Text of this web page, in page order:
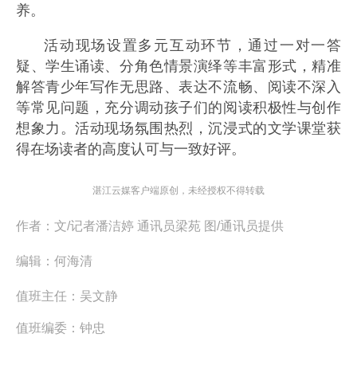
养。
活动现场设置多元互动环节，通过一对一答
疑、学生诵读、分角色情景演绎等丰富形式，精准
解答青少年写作无思路、表达不流畅、阅读不深入
等常见问题，充分调动孩子们的阅读积极性与创作
想象力。活动现场氛围热烈，沉浸式的文学课堂获
得在场读者的高度认可与一致好评。
湛江云媒客户端原创，未经授权不得转载
作者： 文/记者潘洁婷 通讯员梁苑 图/通讯员提供
编辑： 何海清
值班主任： 吴文静
值班编委： 钟忠